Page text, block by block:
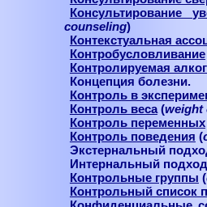
Консультирование
counseling)
Контекстуальная
Контробусловливание
Контролируемая
Концепция болезни.
Контроль в
Контроль веса(weight
Контроль переменных
Контроль поведения (
Экстернальный
Интернальный
Контрольные группы (
Контрольный список